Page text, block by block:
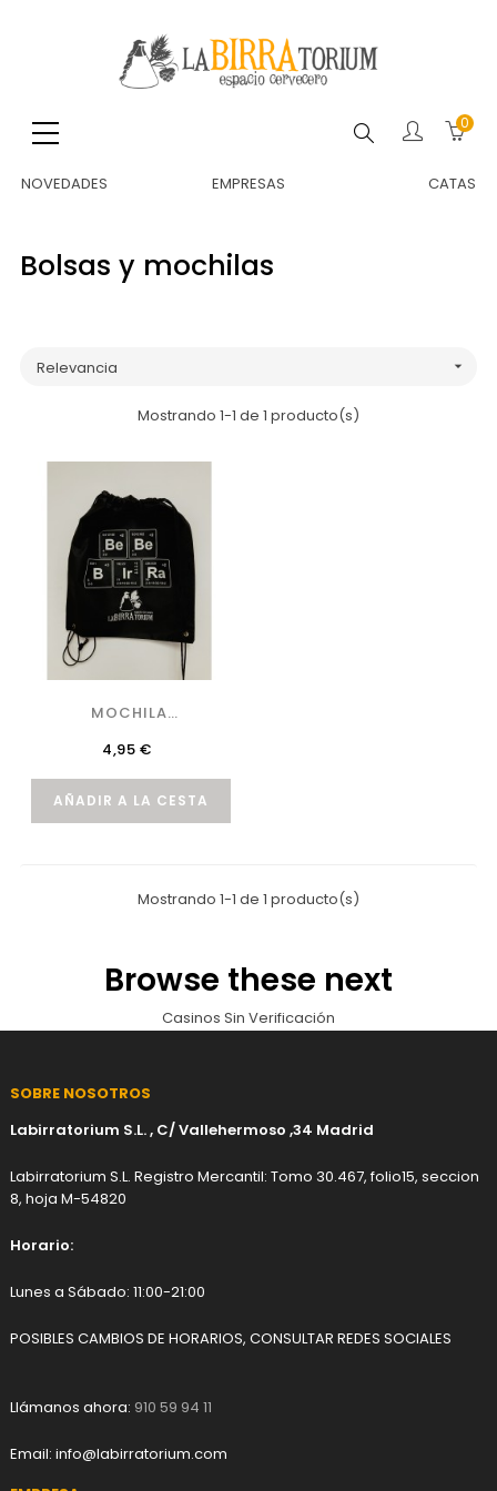
Buscar 0
NOVEDADES EMPRESAS CATAS
Bolsas y mochilas
Relevancia 
Mostrando 1-1 de 1 producto(s)
MOCHILA
LABIRRATORIUM...
Precio
4,95 €
AÑADIR A LA CESTA
Mostrando 1-1 de 1 producto(s)
Browse these next
Casinos Sin Verificación
SOBRE NOSOTROS
Labirratorium S.L. , C/ Vallehermoso ,34 Madrid
Labirratorium S.L. Registro Mercantil: Tomo 30.467, folio15, seccion
8, hoja M-54820
Horario:
Lunes a Sábado: 11:00-21:00
POSIBLES CAMBIOS DE HORARIOS, CONSULTAR REDES SOCIALES
Llámanos ahora: 910 59 94 11
Email: info@labirratorium.com